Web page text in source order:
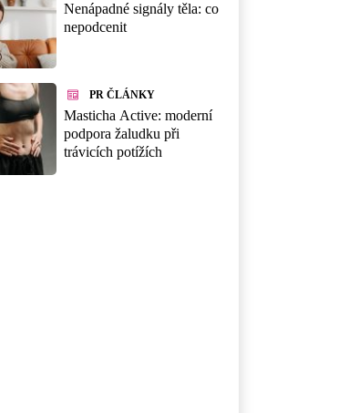
Nenápadné signály těla: co
nepodcenit
PR ČLÁNKY
Masticha Active: moderní
podpora žaludku při
trávicích potížích